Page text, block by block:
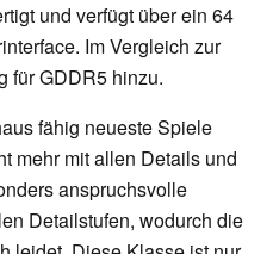
und verfügt über ein 64
Im Vergleich zur
für GDDR5 hinzu.
fähig neueste Spiele
mehr mit allen Details und
anspruchsvolle
Detailstufen, wodurch die